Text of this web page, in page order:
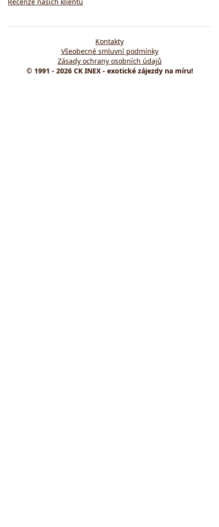
Recenze našich klientů
© 1991 - 2026 CK INEX - exotické zájezdy na míru!
Kontakty
Všeobecné smluvní podmínky
Zásady ochrany osobních údajů